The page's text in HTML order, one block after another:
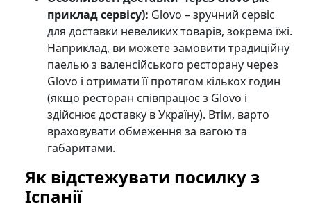
приклад сервісу): Glovo – зручний сервіс
для доставки невеликих товарів, зокрема їжі.
Наприклад, ви можете замовити традиційну
паелью з валенсійського ресторану через
Glovo і отримати її протягом кількох годин
(якщо ресторан співпрацює з Glovo і
здійснює доставку в Україну). Втім, варто
враховувати обмеження за вагою та
габаритами.
Як відстежувати посилку з
Іспанії